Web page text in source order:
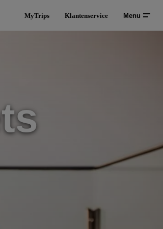
MyTrips Klantenservice Menu